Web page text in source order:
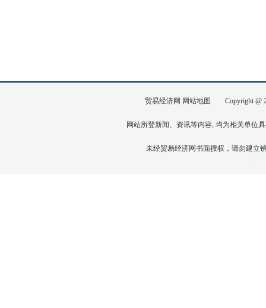
贸易经济网 网站地图 Copyright @
网站所登新闻、资讯等内容, 均为相关单位具
未经贸易经济网书面授权，请勿建立镜